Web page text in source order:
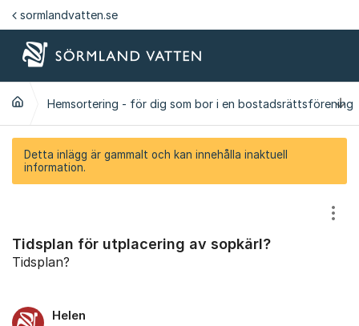
Hoppa till innehåll
sormlandvatten.se
Hemsortering - för dig som bor i en bostadsrättsförening
Detta inlägg är gammalt och kan innehålla inaktuell
information.
Tidsplan för utplacering av sopkärl?
Tidsplan?
Helen